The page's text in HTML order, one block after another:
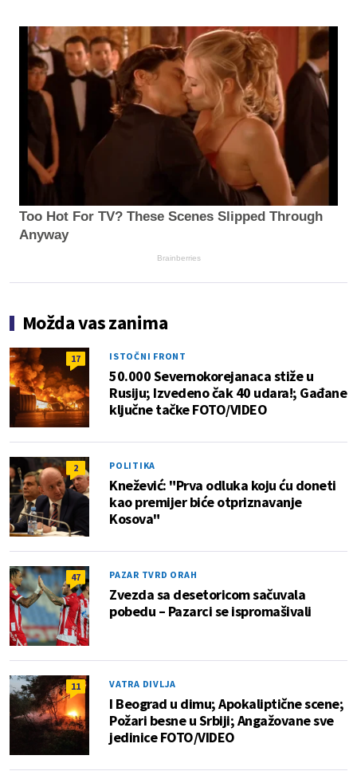
Too Hot For TV? These Scenes Slipped Through
Anyway
Brainberries
Možda vas zanima
17 ISTOČNI FRONT
50.000 Severnokorejanaca stiže u
Rusiju; Izvedeno čak 40 udara!; Gađane
ključne tačke FOTO/VIDEO
2 POLITIKA
Knežević: "Prva odluka koju ću doneti
kao premijer biće otpriznavanje
Kosova"
47 PAZAR TVRD ORAH
Zvezda sa desetoricom sačuvala
pobedu – Pazarci se ispromašivali
11 VATRA DIVLJA
I Beograd u dimu; Apokaliptične scene;
Požari besne u Srbiji; Angažovane sve
jedinice FOTO/VIDEO